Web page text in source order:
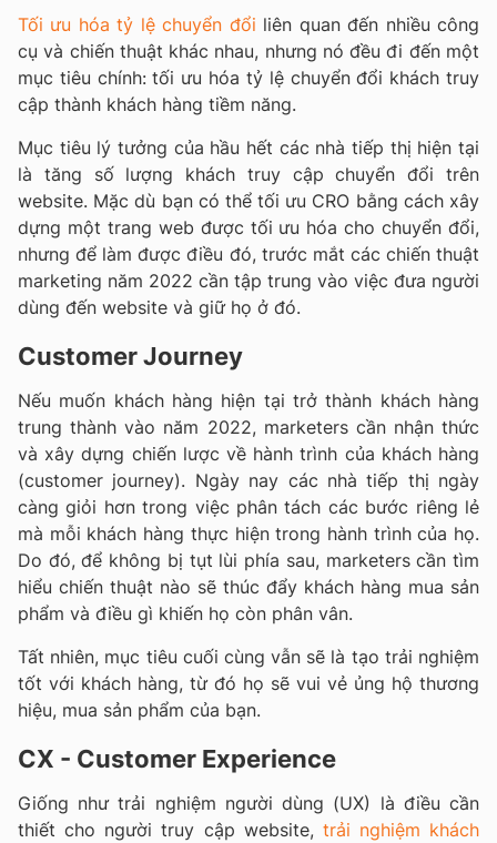
Tối ưu hóa tỷ lệ chuyển đổi liên quan đến nhiều công
cụ và chiến thuật khác nhau, nhưng nó đều đi đến một
mục tiêu chính: tối ưu hóa tỷ lệ chuyển đổi khách truy
cập thành khách hàng tiềm năng.
Mục tiêu lý tưởng của hầu hết các nhà tiếp thị hiện tại
là tăng số lượng khách truy cập chuyển đổi trên
website. Mặc dù bạn có thể tối ưu CRO bằng cách xây
dựng một trang web được tối ưu hóa cho chuyển đổi,
nhưng để làm được điều đó, trước mắt các chiến thuật
marketing năm 2022 cần tập trung vào việc đưa người
dùng đến website và giữ họ ở đó.
Customer Journey
Nếu muốn khách hàng hiện tại trở thành khách hàng
trung thành vào năm 2022, marketers cần nhận thức
và xây dựng chiến lược về hành trình của khách hàng
(customer journey). Ngày nay các nhà tiếp thị ngày
càng giỏi hơn trong việc phân tách các bước riêng lẻ
mà mỗi khách hàng thực hiện trong hành trình của họ.
Do đó, để không bị tụt lùi phía sau, marketers cần tìm
hiểu chiến thuật nào sẽ thúc đẩy khách hàng mua sản
phẩm và điều gì khiến họ còn phân vân.
Tất nhiên, mục tiêu cuối cùng vẫn sẽ là tạo trải nghiệm
tốt với khách hàng, từ đó họ sẽ vui vẻ ủng hộ thương
hiệu, mua sản phẩm của bạn.
CX - Customer Experience
Giống như trải nghiệm người dùng (UX) là điều cần
thiết cho người truy cập website, trải nghiệm khách